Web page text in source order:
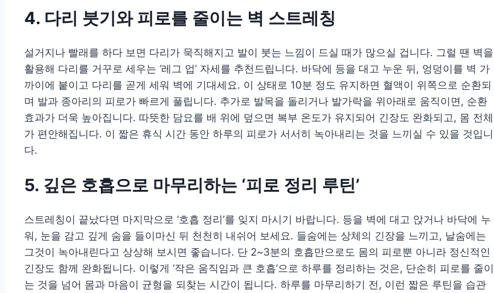
4. 다리 붓기와 피로를 줄이는 벽 스트레칭
설거지나 빨래를 하다 보면 다리가 묵직해지고 발이 붓는 느낌이 드실 때가 많으실 겁니다. 그럴 땐 벽을
활용해 다리를 거꾸로 세우는 ‘레그 업’ 자세를 추천드립니다. 바닥에 등을 대고 누운 뒤, 엉덩이를 벽 가
까이에 붙이고 다리를 곧게 세워 벽에 기대세요. 이 상태로 10분 정도 유지하면 혈액이 위쪽으로 순환되
며 발과 종아리의 피로가 빠르게 풀립니다. 추가로 발목을 돌리거나 발가락을 위아래로 움직이면, 순환
효과가 더욱 높아집니다. 따뜻한 담요를 배 위에 덮으면 복부 온도가 유지되어 긴장도 완화되고, 몸 전체
가 편안해집니다. 이 짧은 휴식 시간 동안 하루의 피로가 서서히 녹아내리는 것을 느끼실 수 있을 것입니
다.
5. 깊은 호흡으로 마무리하는 ‘피로 정리 루틴’
스트레칭이 끝났다면 마지막으로 ‘호흡 정리’를 잊지 마시기 바랍니다. 등을 벽에 대고 앉거나 바닥에 누
워, 눈을 감고 깊게 숨을 들이마신 뒤 천천히 내쉬어 보세요. 들숨에는 상체의 긴장을 느끼고, 날숨에는
그것이 녹아내린다고 상상해 보시면 좋습니다. 단 2~3분의 호흡만으로도 몸의 피로뿐 아니라 정신적인
긴장도 함께 완화됩니다. 이렇게 ‘작은 움직임과 큰 호흡’으로 하루를 정리하는 것은, 단순히 피로를 줄이
는 것을 넘어 몸과 마음이 균형을 되찾는 시간이 됩니다. 하루를 마무리하기 전, 이런 짧은 루틴을 습관